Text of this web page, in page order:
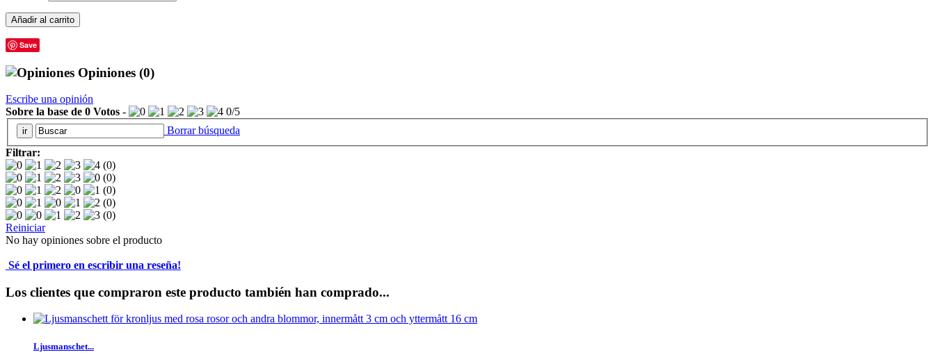
Añadir al carrito
Save
Opiniones (0)
Escribe una opinión
Sobre la base de 0 Votos - 0/5
Borrar búsqueda
Filtrar:
(0)
(0)
(0)
(0)
(0)
Reiniciar
No hay opiniones sobre el producto
Sé el primero en escribir una reseña!
Los clientes que compraron este producto también han comprado...
Ljusmanschet...